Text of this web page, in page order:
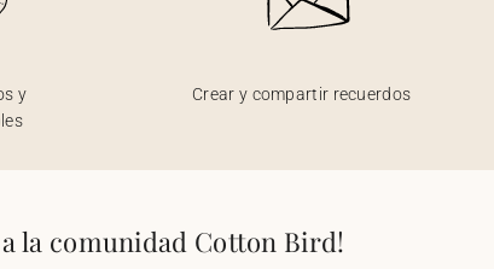
y
Crear y compartir recuerdos
a la comunidad Cotton Bird!